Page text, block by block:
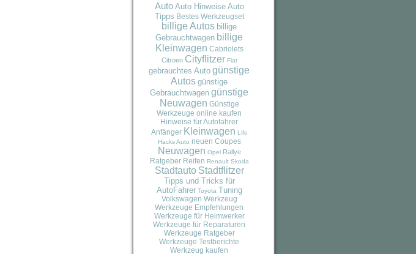
Auto Auto Hinweise Auto
Tipps Bestes Werkzeugset
billige Autos billige
Gebrauchtwagen billige
Kleinwagen Cabriolets
Citroen Cityflitzer Fiat
gebrauchtes Auto günstige
Autos günstige
Gebrauchtwagen günstige
Neuwagen Günstige
Werkzeuge online kaufen
Hinweise für Autofahrer
Anfänger Kleinwagen Life
Hacks Auto neuen Coupes
Neuwagen Opel Rallye
Ratgeber Reifen Renault Skoda
Stadtauto Stadtflitzer
Tipps und Tricks für
AutoFahrer Toyota Tuning
Volkswagen Werkzeug
Werkzeuge Empfehlungen
Werkzeuge für Heimwerker
Werkzeuge für Reparaturen
Werkzeuge Ratgeber
Werkzeuge Testberichte
Werkzeug kaufen